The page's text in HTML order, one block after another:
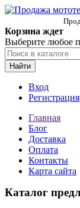
Корзина ждет
Выберите любое
Найти
Вход
Регистрация
Главная
Блог
Доставка
Оплата
Контакты
Карта сайта
Каталог